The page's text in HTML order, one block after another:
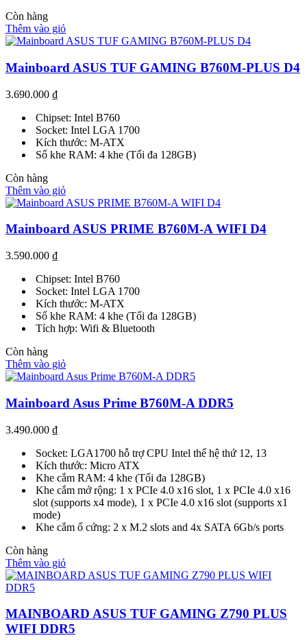
Còn hàng
Thêm vào giỏ
Mainboard ASUS TUF GAMING B760M-PLUS D4
3.690.000 ₫
Chipset: Intel B760
Socket: Intel LGA 1700
Kích thước: M-ATX
Số khe RAM: 4 khe (Tối đa 128GB)
Còn hàng
Thêm vào giỏ
Mainboard ASUS PRIME B760M-A WIFI D4
3.590.000 ₫
Chipset: Intel B760
Socket: Intel LGA 1700
Kích thước: M-ATX
Số khe RAM: 4 khe (Tối đa 128GB)
Tích hợp: Wifi & Bluetooth
Còn hàng
Thêm vào giỏ
Mainboard Asus Prime B760M-A DDR5
3.490.000 ₫
Socket: LGA1700 hỗ trợ CPU Intel thế hệ thứ 12, 13
Kích thước: Micro ATX
Khe cắm RAM: 4 khe (Tối đa 128GB)
Khe cắm mở rộng: 1 x PCIe 4.0 x16 slot, 1 x PCIe 4.0 x16
slot (supports x4 mode), 1 x PCIe 4.0 x16 slot (supports x1
mode)
Khe cắm ổ cứng: 2 x M.2 slots and 4x SATA 6Gb/s ports
Còn hàng
Thêm vào giỏ
MAINBOARD ASUS TUF GAMING Z790 PLUS
WIFI DDR5